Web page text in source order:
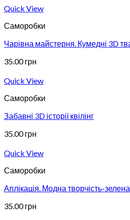
Quick View
Саморобки
Чарівна майстерня. Кумедні 3D
35.00грн
Quick View
Саморобки
Забавні 3D історії квілінг
35.00грн
Quick View
Саморобки
Аплікація. Модна творчість-зелена
35.00грн